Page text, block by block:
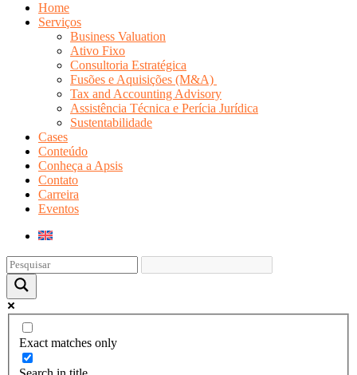
Home
Serviços
Business Valuation
Ativo Fixo
Consultoria Estratégica
Fusões e Aquisições (M&A)
Tax and Accounting Advisory
Assistência Técnica e Perícia Jurídica
Sustentabilidade
Cases
Conteúdo
Conheça a Apsis
Contato
Carreira
Eventos
Exact matches only